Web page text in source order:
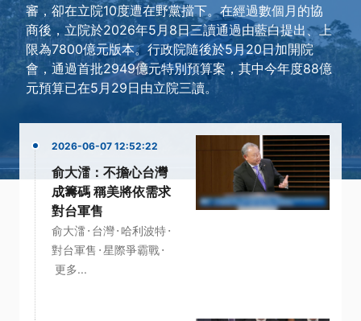
審，卻在立院10度遭在野黨擋下。在經過數個月的協
商後，立院於2026年5月8日三讀通過由藍白提出、上
限為7800億元版本。行政院隨後於5月20日加開院
會，通過首批2949億元特別預算案，其中今年度88億
元預算已在5月29日由立院三讀。
2026-06-07 12:52:22
俞大㵢：不擔心台灣
成籌碼 稱美將依需求
對台軍售
俞大㵢· 台灣· 哈利波特·
對台軍售 ·星際爭霸戰·
更多...